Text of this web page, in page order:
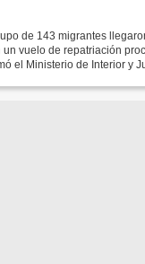
de 143 migrantes
vuelo de repatriación
el Ministerio de Interior y